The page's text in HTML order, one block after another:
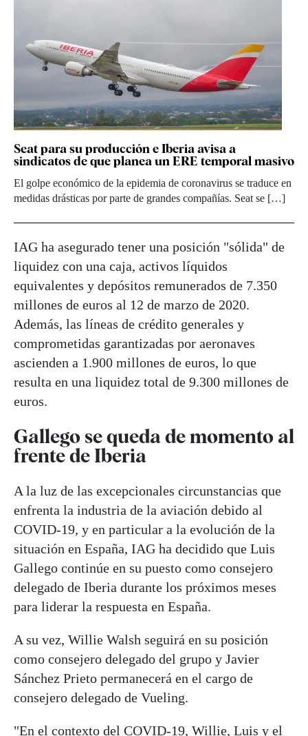
Seat para su producción e Iberia avisa a
sindicatos de que planea un ERE temporal masivo
El golpe económico de la epidemia de coronavirus se traduce en
medidas drásticas por parte de grandes compañías. Seat se […]
IAG ha asegurado tener una posición "sólida" de
liquidez con una caja, activos líquidos
equivalentes y depósitos remunerados de 7.350
millones de euros al 12 de marzo de 2020.
Además, las líneas de crédito generales y
comprometidas garantizadas por aeronaves
ascienden a 1.900 millones de euros, lo que
resulta en una liquidez total de 9.300 millones de
euros.
Gallego se queda de momento al
frente de Iberia
A la luz de las excepcionales circunstancias que
enfrenta la industria de la aviación debido al
COVID-19, y en particular a la evolución de la
situación en España, IAG ha decidido que Luis
Gallego continúe en su puesto como consejero
delegado de Iberia durante los próximos meses
para liderar la respuesta en España.
A su vez, Willie Walsh seguirá en su posición
como consejero delegado del grupo y Javier
Sánchez Prieto permanecerá en el cargo de
consejero delegado de Vueling.
"En el contexto del COVID-19, Willie, Luis y el